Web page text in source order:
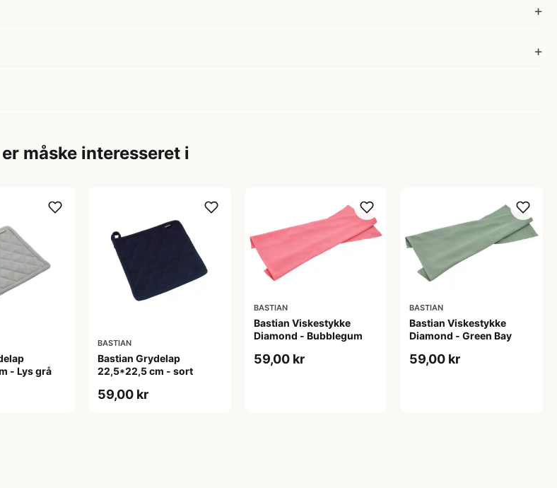
er måske interesseret i
- Lys grå
BASTIAN
Bastian Grydelap
22,5*22,5 cm - sort
59,00 kr
BASTIAN
Bastian Viskestykke
Diamond - Bubblegum
59,00 kr
BASTIAN
Bastian Viskestykke
Diamond - Green Bay
59,00 kr